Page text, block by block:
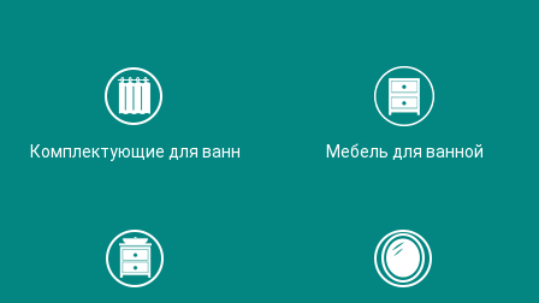
Комплектующие для ванн Мебель для ванной